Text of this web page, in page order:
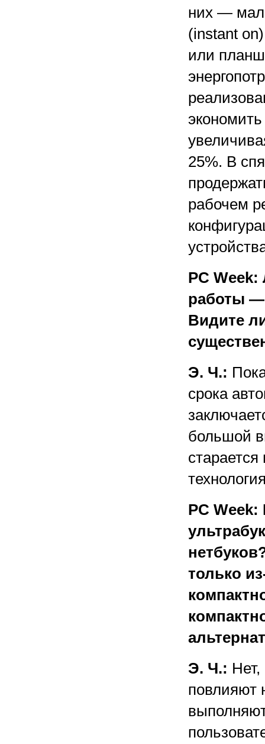
них —
(instant
или
25%. В
рабочем
PC
работы —
Видите
Э. Ч.:
срока
большой
PC Week:
только
Э. Ч.:
повлияют